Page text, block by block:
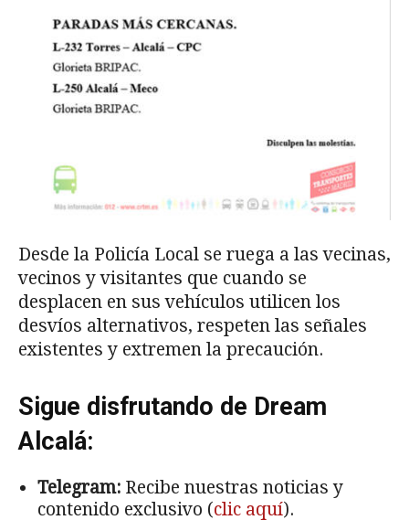
Desde la Policía Local se ruega a las vecinas,
vecinos y visitantes que cuando se
desplacen en sus vehículos utilicen los
desvíos alternativos, respeten las señales
existentes y extremen la precaución.
Sigue disfrutando de Dream
Alcalá:
Telegram: Recibe nuestras noticias y
contenido exclusivo (clic aquí).